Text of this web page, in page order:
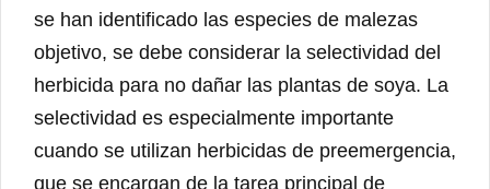
se han identificado las especies de malezas
objetivo, se debe considerar la selectividad del
herbicida para no dañar las plantas de soya. La
selectividad es especialmente importante
cuando se utilizan herbicidas de preemergencia,
que se encargan de la tarea principal de